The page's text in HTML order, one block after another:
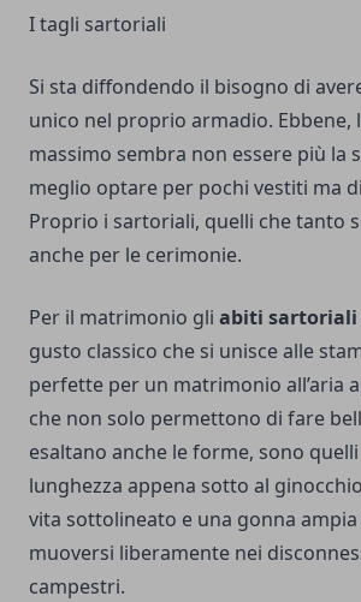
I tagli sartoriali
Si sta diffondendo il bisogno di
unico nel proprio armadio. Ebbene,
massimo sembra non essere più la
meglio optare per pochi vestiti ma
Proprio i sartoriali, quelli che tanto
anche per le cerimonie.
Per il matrimonio gli abiti sartoriali
gusto classico che si unisce alle
perfette per un matrimonio all’aria
che non solo permettono di fare
esaltano anche le forme, sono
lunghezza appena sotto al
vita sottolineato e una gonna
muoversi liberamente nei
campestri.